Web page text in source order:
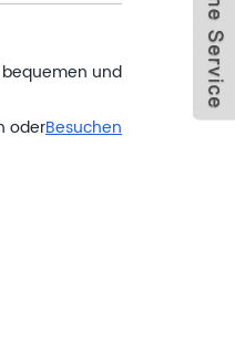
und
oderBesuchen